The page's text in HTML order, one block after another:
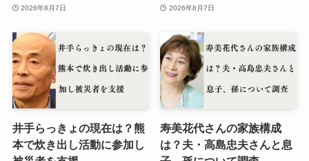
2026年8月7日 2026年8月7日
井手らっきょの現在は？熊
本で炊き出し活動に参加し
寿美花代さんの家族構成
は？夫・高島忠夫さんと息